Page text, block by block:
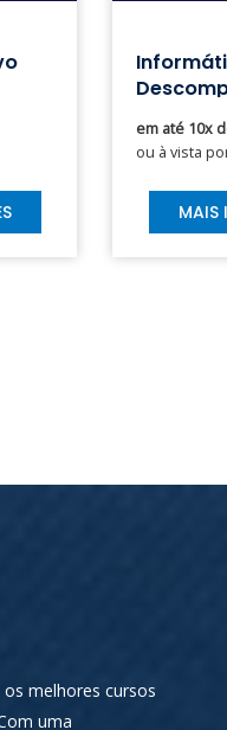
em até 10x
ou à vista
MAIS
melhores cursos
uma